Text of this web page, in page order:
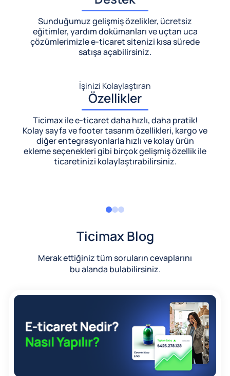
Sunduğumuz gelişmiş özelikler, ücretsiz
eğitimler, yardım dokümanları ve uçtan uca
çözümlerimizlee-ticaret sitenizi kısa sürede
satışa açabilirsiniz.
İşinizi Kolaylaştıran
Özellikler
Ticimax ile e-ticaret daha hızlı, daha pratik!
Kolay sayfa ve footer tasarım özellikleri, kargo ve
diğer entegrasyonlarla hızlı ve kolay ürün
ekleme seçenekleri gibi birçok gelişmiş özellik ile
ticaretinizi kolaylaştırabilirsiniz.
Ticimax Blog
Merak ettiğiniz tüm soruların cevaplarını
bu alanda bulabilirsiniz.